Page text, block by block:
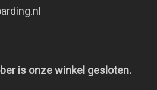
is onze winkel gesloten.